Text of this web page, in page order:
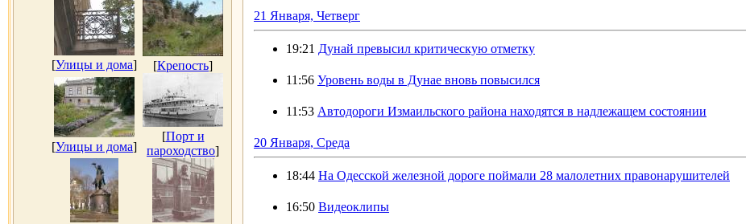
[Улицы и дома] [Крепость]
[Улицы и дома]
[Порт и
пароходство]
21 Января, Четверг
19:21 Дунай превысил критическую отметку
11:56 Уровень воды в Дунае вновь повысился
11:53 Автодороги Измаильского района находятся в надлежащем состоянии
20 Января, Среда
18:44 На Одесской железной дороге поймали 28 малолетних правонарушителей
16:50 Видеоклипы